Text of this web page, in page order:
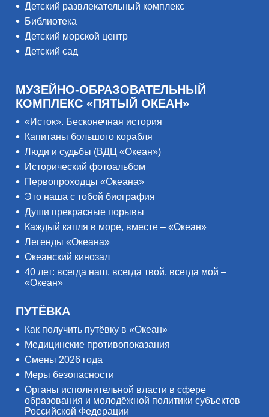
Детский развлекательный комплекс
Библиотека
Детский морской центр
Детский сад
МУЗЕЙНО-ОБРАЗОВАТЕЛЬНЫЙ
КОМПЛЕКС «ПЯТЫЙ ОКЕАН»
«Исток». Бесконечная история
Капитаны большого корабля
Люди и судьбы (ВДЦ «Океан»)
Исторический фотоальбом
Первопроходцы «Океана»
Это наша с тобой биография
Души прекрасные порывы
Каждый капля в море, вместе – «Океан»
Легенды «Океана»
Океанский кинозал
40 лет: всегда наш, всегда твой, всегда мой –
«Океан»
ПУТЁВКА
Как получить путёвку в «Океан»
Медицинские противопоказания
Смены 2026 года
Меры безопасности
Органы исполнительной власти в сфере
образования и молодёжной политики субъектов
Российской Федерации